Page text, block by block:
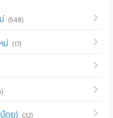
(548)
ม่ (17)
)
อย) (32)